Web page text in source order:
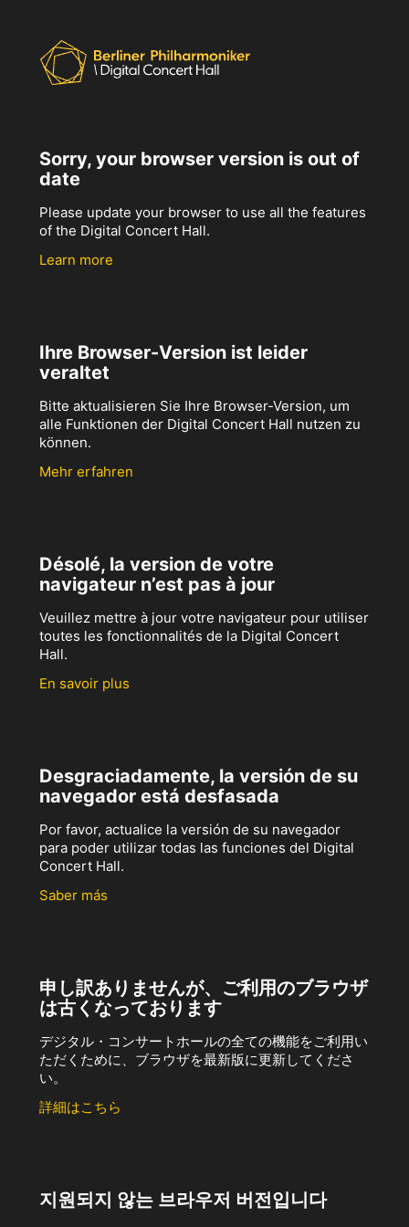
Sorry, your browser version is out of
date
Please update your browser to use all the features
of the Digital Concert Hall.
Learn more
Ihre Browser-Version ist leider
veraltet
Bitte aktualisieren Sie Ihre Browser-Version, um
alle Funktionen der Digital Concert Hall nutzen zu
können.
Mehr erfahren
Désolé, la version de votre
navigateur n’est pas à jour
Veuillez mettre à jour votre navigateur pour utiliser
toutes les fonctionnalités de la Digital Concert
Hall.
En savoir plus
Desgraciadamente, la versión de su
navegador está desfasada
Por favor, actualice la versión de su navegador
para poder utilizar todas las funciones del Digital
Concert Hall.
Saber más
申し訳ありませんが、ご利用のブラウザ
は古くなっております
デジタル・コンサートホールの全ての機能をご利用い
ただくために、ブラウザを最新版に更新してくださ
い。
詳細はこちら
지원되지 않는 브라우저 버전입니다